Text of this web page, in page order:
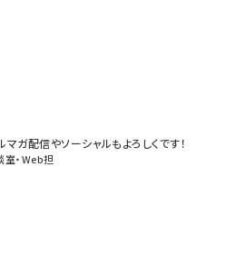
ガ配信やソーシャルもよろしくです！
室・Web担